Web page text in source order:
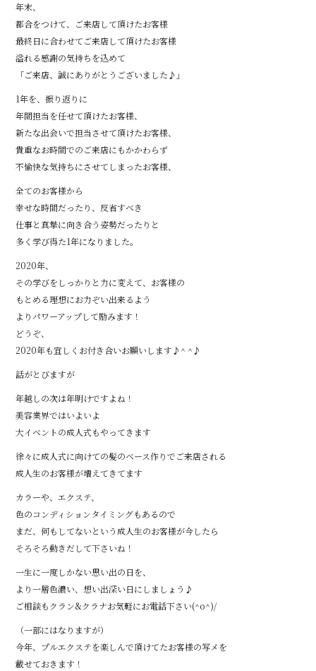
年末、
都合をつけて、ご来店して頂けたお客様
最終日に合わせてご来店して頂けたお客様
溢れる感謝の気持ちを込めて
「ご来店、誠にありがとうございました♪」
1年を、振り返りに
年間担当を任せて頂けたお客様、
新たな出会いで担当させて頂けたお客様、
貴重なお時間でのご来店にもかかわらず
不愉快な気持ちにさせてしまったお客様、
全てのお客様から
幸せな時間だったり、反省すべき
仕事と真摯に向き合う姿勢だったりと
多く学び得た1年になりました。
2020年、
その学びをしっかりと力に変えて、お客様の
もとめる理想にお力ぞい出来るよう
よりパワーアップして励みます！
どうぞ、
2020年も宜しくお付き合いお願いします♪^ ^♪
話がとびますが
年越しの次は年明けですよね！
美容業界ではいよいよ
大イベントの成人式もやってきます
徐々に成人式に向けての髪のベース作りでご来店される
成人生のお客様が増えてきてます
カラーや、エクステ、
色のコンディションタイミングもあるので
まだ、何もしてないという成人生のお客様が今したら
そろそろ動きだして下さいね！
一生に一度しかない思い出の日を、
より一層色濃い、想い出深い日にしましょう♪
ご相談もクラン&クラナお気軽にお電話下さい(^o^)/
（一部にはなりますが）
今年、プルエクステを楽しんで頂けてたお客様の写メを
載せておきます！